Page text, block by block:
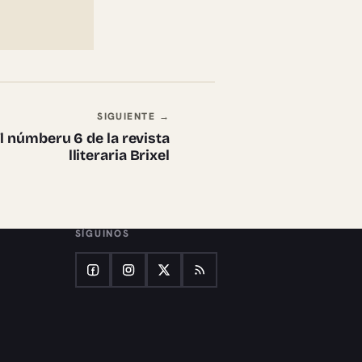
SIGUIENTE →
númberu 6 de la revista
lliteraria Brixel
SÍGUINOS